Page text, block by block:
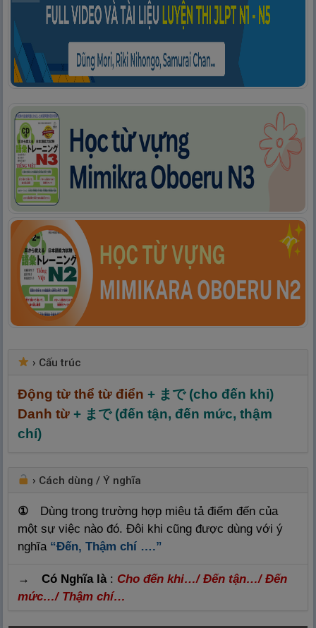
› Cấu trúc
Động từ thể từ điển + まで (cho đến khi)
Danh từ + まで (đến tận, đến mức, thậm
chí)
› Cách dùng / Ý nghĩa
① Dùng trong trường hợp miêu tả điểm đến của
một sự việc nào đó. Đôi khi cũng được dùng với ý
nghĩa “Đến, Thậm chí ….”
→ Có Nghĩa là: Cho đến khi…/ Đến tận…/ Đến
mức…/ Thậm chí…